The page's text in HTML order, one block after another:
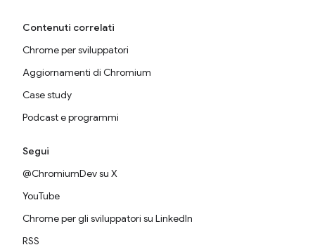
Contenuti correlati
Chrome per sviluppatori
Aggiornamenti di Chromium
Case study
Podcast e programmi
Segui
@ChromiumDev su X
YouTube
Chrome per gli sviluppatori su LinkedIn
RSS